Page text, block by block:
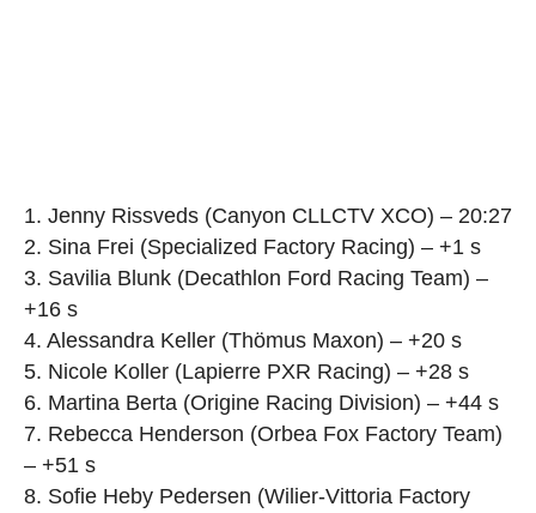
1. Jenny Rissveds (Canyon CLLCTV XCO) – 20:27
2. Sina Frei (Specialized Factory Racing) – +1 s
3. Savilia Blunk (Decathlon Ford Racing Team) –
+16 s
4. Alessandra Keller (Thömus Maxon) – +20 s
5. Nicole Koller (Lapierre PXR Racing) – +28 s
6. Martina Berta (Origine Racing Division) – +44 s
7. Rebecca Henderson (Orbea Fox Factory Team)
– +51 s
8. Sofie Heby Pedersen (Wilier-Vittoria Factory